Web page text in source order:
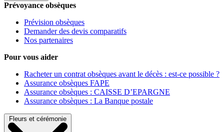
Prévoyance obsèques
Prévision obsèques
Demander des devis comparatifs
Nos partenaires
Pour vous aider
Racheter un contrat obsèques avant le décès : est-ce possible ?
Assurance obsèques FAPE
Assurance obsèques : CAISSE D’EPARGNE
Assurance obsèques : La Banque postale
Fleurs et cérémonie